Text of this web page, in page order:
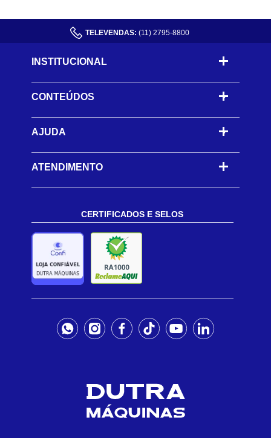
TELEVENDAS: (11) 2795-8800
INSTITUCIONAL
CONTEÚDOS -
AJUDA -
ATENDIMENTO
CERTIFICADOS E SELOS